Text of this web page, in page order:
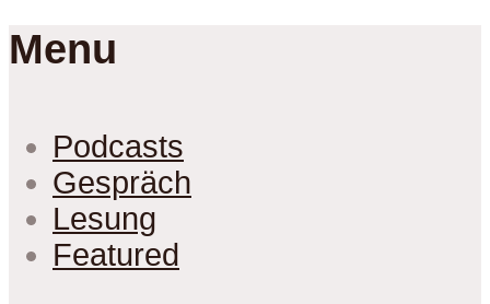
Menu
Podcasts
Gespräch
Lesung
Featured